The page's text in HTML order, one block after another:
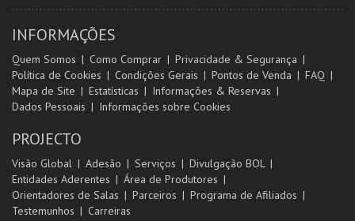
INFORMAÇÕES
Quem Somos Como Comprar
Privacidade & Segurança
Política de Cookies
Condições Gerais Pontos de Venda
FAQ
Mapa de Site
Estatísticas
Informações & Reservas
Dados Pessoais
Informações sobre Cookies
PROJECTO
Visão Global Adesão Serviços
Divulgação BOL
Entidades Aderentes
Área de Produtores
Orientadores de Salas
Parceiros
Programa de Afiliados
Testemunhos
Carreiras